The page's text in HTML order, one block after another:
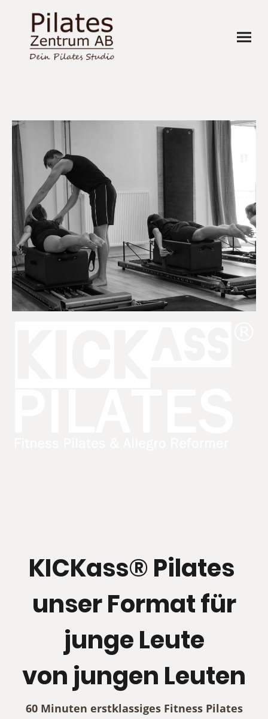
KICKass® Pilates
unser Format für
junge Leute
von jungen Leuten
60 Minuten erstklassiges Fitness Pilates